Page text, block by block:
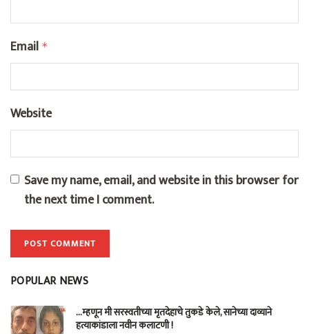
Email *
Website
Save my name, email, and website in this browser for
the next time I comment.
POPULAR NEWS
…म्हणून मी सरस्वतीच्या मृतदेहाचे तुकडे केले, सानेच्या दाव्याने
हत्याकांडाला नवीन कलाटणी !